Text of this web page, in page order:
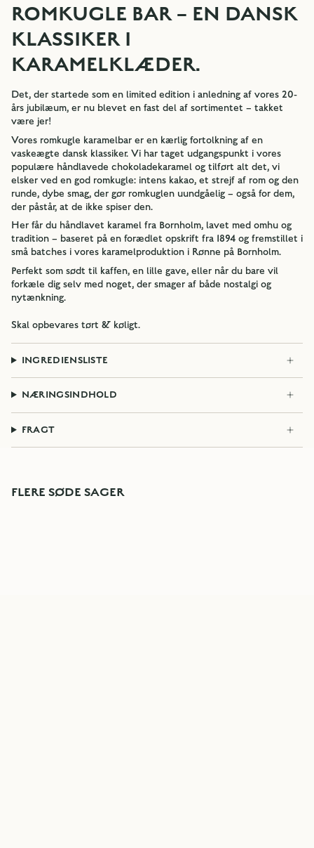
ROMKUGLE BAR – EN DANSK
KLASSIKER I
KARAMELKLÆDER.
Det, der startede som en limited edition i anledning af vores 20-
års jubilæum, er nu blevet en fast del af sortimentet – takket
være jer!
Vores romkugle karamelbar er en kærlig fortolkning af en
vaskeægte dansk klassiker. Vi har taget udgangspunkt i vores
populære håndlavede chokoladekaramel og tilført alt det, vi
elsker ved en god romkugle: intens kakao, et strejf af rom og den
runde, dybe smag, der gør romkuglen uundgåelig – også for dem,
der påstår, at de ikke spiser den.
Her får du håndlavet karamel fra Bornholm, lavet med omhu og
tradition – baseret på en forædlet opskrift fra 1894 og fremstillet i
små batches i vores karamelproduktion i Rønne på Bornholm.
Perfekt som sødt til kaffen, en lille gave, eller når du bare vil
forkæle dig selv med noget, der smager af både nostalgi og
nytænkning.
Skal opbevares tørt & køligt.
INGREDIENSLISTE
NÆRINGSINDHOLD
FRAGT
FLERE SØDE SAGER